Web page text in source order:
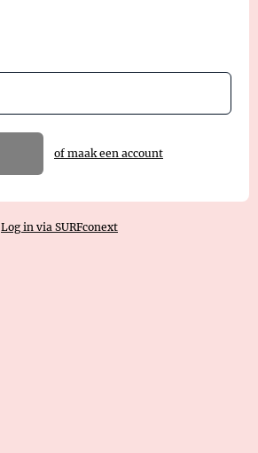
of maak een account
Log in via SURFconext